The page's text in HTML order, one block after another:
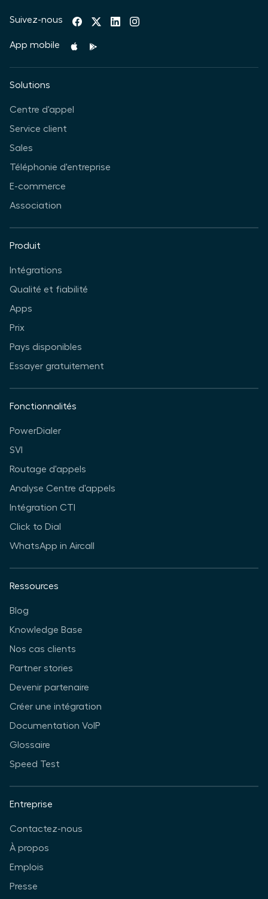
Suivez-nous
App mobile
Solutions
Centre d'appel
Service client
Sales
Téléphonie d'entreprise
E-commerce
Association
Produit
Intégrations
Qualité et fiabilité
Apps
Prix
Pays disponibles
Essayer gratuitement
Fonctionnalités
PowerDialer
SVI
Routage d'appels
Analyse Centre d'appels
Intégration CTI
Click to Dial
WhatsApp in Aircall
Ressources
Blog
Knowledge Base
Nos cas clients
Partner stories
Devenir partenaire
Créer une intégration
Documentation VoIP
Glossaire
Speed Test
Entreprise
Contactez-nous
À propos
Emplois
Presse